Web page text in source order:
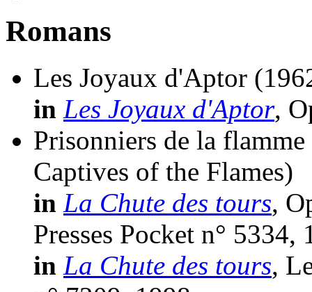
Romans
Les Joyaux d'Aptor
in Les Joyaux d'Aptor,
Prisonniers de la
Captives of the Flames)
in La Chute des tours,
Presses Pocket n° 5334,
in La Chute des tours,